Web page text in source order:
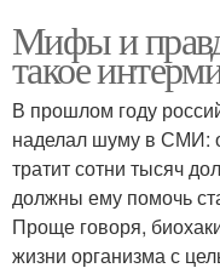
Мифы и
такое
В прошлом году
наделал шуму в СМИ:
тратит сотни тысяч
должны ему помочь
Проще говоря,
жизни организма с